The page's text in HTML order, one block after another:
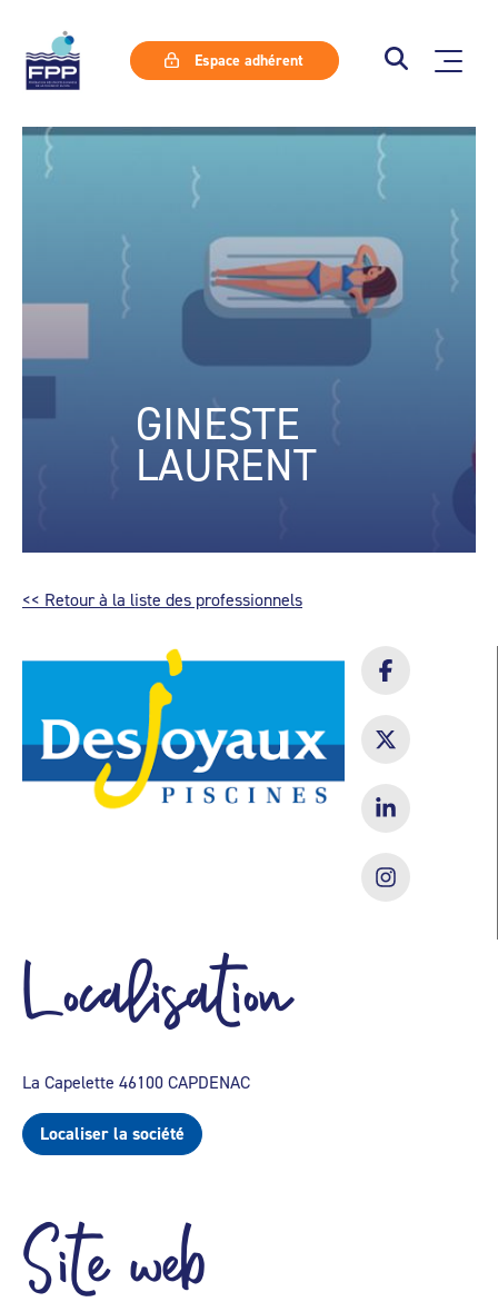
Espace adhérent
GINESTE
LAURENT
<< Retour à la liste des professionnels
Localisation
La Capelette 46100 CAPDENAC
Localiser la société
Site web